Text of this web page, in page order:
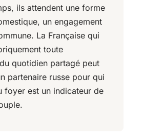
ils attendent une forme
un engagement
La Française qui
toute
quotidien partagé peut
partenaire russe pour qui
foyer est un indicateur de